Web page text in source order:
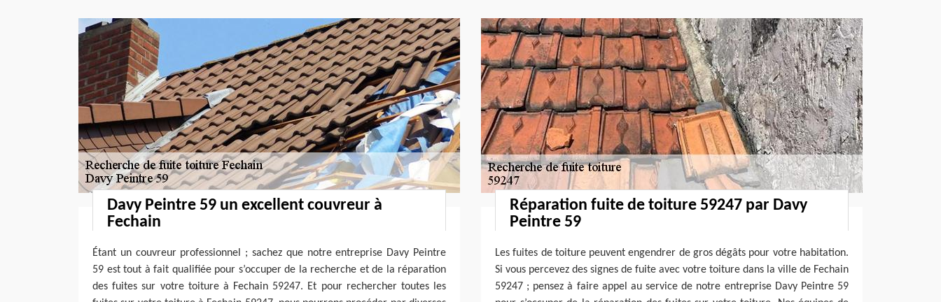
Davy Peintre 59 un excellent couvreur à
Fechain
Étant un couvreur professionnel ; sachez que notre entreprise Davy Peintre
59 est tout à fait qualifiée pour s’occuper de la recherche et de la réparation
des fuites sur votre toiture à Fechain 59247. Et pour rechercher toutes les
Réparation fuite de toiture 59247 par Davy
Peintre 59
Les fuites de toiture peuvent engendrer de gros dégâts pour votre habitation.
Si vous percevez des signes de fuite avec votre toiture dans la ville de Fechain
59247 ; pensez à faire appel au service de notre entreprise Davy Peintre 59